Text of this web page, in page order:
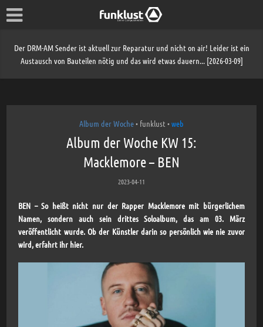
Der DRM-AM Sender ist aktuell zur Reparatur und nicht on air! Leider ist ein
Austausch von Bauteilen nötig und das wird etwas dauern... [2026-03-09]
Album der Woche• funklust •web
Album der Woche KW 15:
Macklemore – BEN
2023-04-11
BEN – So heißt nicht nur der Rapper Macklemore mit bürgerlichem
Namen, sondern auch sein drittes Soloalbum, das am 03. März
veröffentlicht wurde. Ob der Künstler darin so persönlich wie nie zuvor
wird, erfahrt ihr hier.